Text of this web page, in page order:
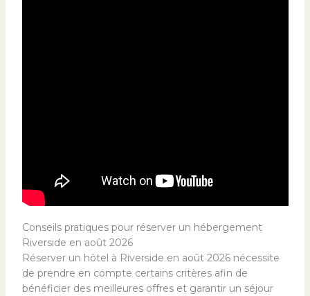
Conseils pratiques pour réserver un hébergement
Riverside en août 2026
Réserver un hôtel à Riverside en août 2026 nécessite
de prendre en compte certains critères afin de
bénéficier des meilleures offres et garantir un séjour